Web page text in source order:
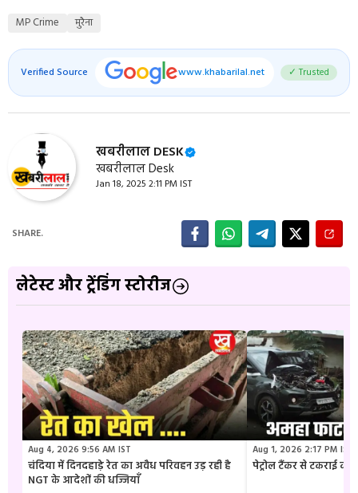
MP Crime मुरैना
Verified Source www.khabarilal.net ✓ Trusted
खबरीलाल DESK
खबरीलाल Desk
Jan 18, 2025 2:11 PM IST
SHARE.
लेटेस्ट और ट्रेंडिंग स्टोरीज
Aug 4, 2026 9:56 AM IST
चंदिया में दिनदहाड़े रेत का अवैध परिवहन उड़ रही है
NGT के आदेशों की धज्जियाँ
Aug 1, 2026 2:17 PM IST
पेट्रोल टैंकर से टकराई